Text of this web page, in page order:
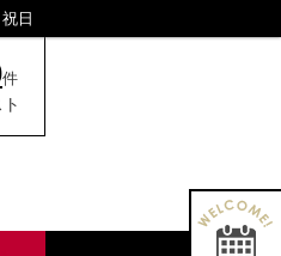
日
件